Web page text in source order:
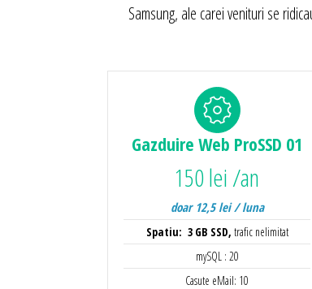
Samsung, ale carei venituri se
Gazduire Web ProSSD 01
150 lei /an
doar 12,5 lei / luna
Spatiu: 3 GB SSD, trafic nelimitat
mySQL : 20
Casute eMail: 10